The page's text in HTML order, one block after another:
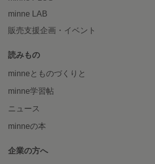
minne LAB
販売支援企画・イベント
読みもの
minneとものづくりと
minne学習帖
ニュース
minneの本
企業の方へ